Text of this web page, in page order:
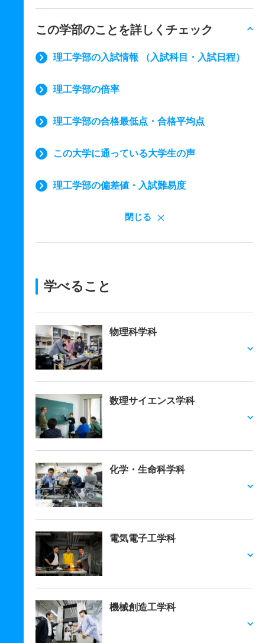
この学部のことを詳しくチェック
理工学部の入試情報 （入試科目・入試日程）
理工学部の倍率
理工学部の合格最低点・合格平均点
この大学に通っている大学生の声
理工学部の偏差値・入試難易度
閉じる
学べること
物理科学科
数理サイエンス学科
化学・生命科学科
電気電子工学科
機械創造工学科